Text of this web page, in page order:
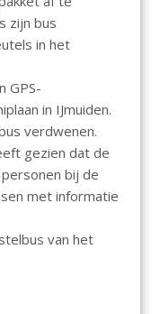
zijn bus
in het
GPS-
in IJmuiden.
verdwenen.
gezien dat de
bij de
met informatie
van het